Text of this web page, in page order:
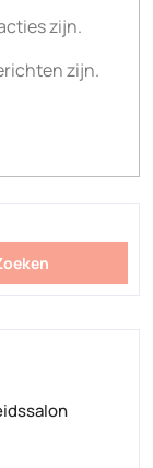
zijn.
zijn.